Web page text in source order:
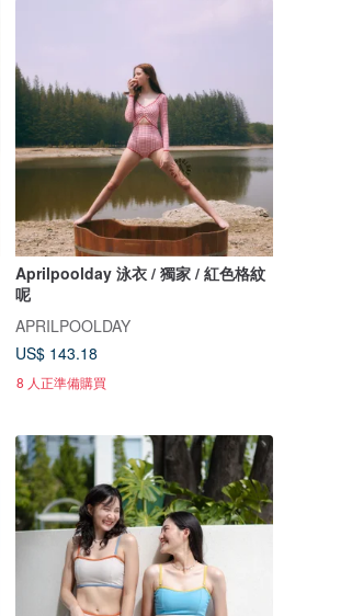
Aprilpoolday 泳衣 / 獨家 / 紅色格紋
呢
APRILPOOLDAY
US$ 143.18
8 人正準備購買